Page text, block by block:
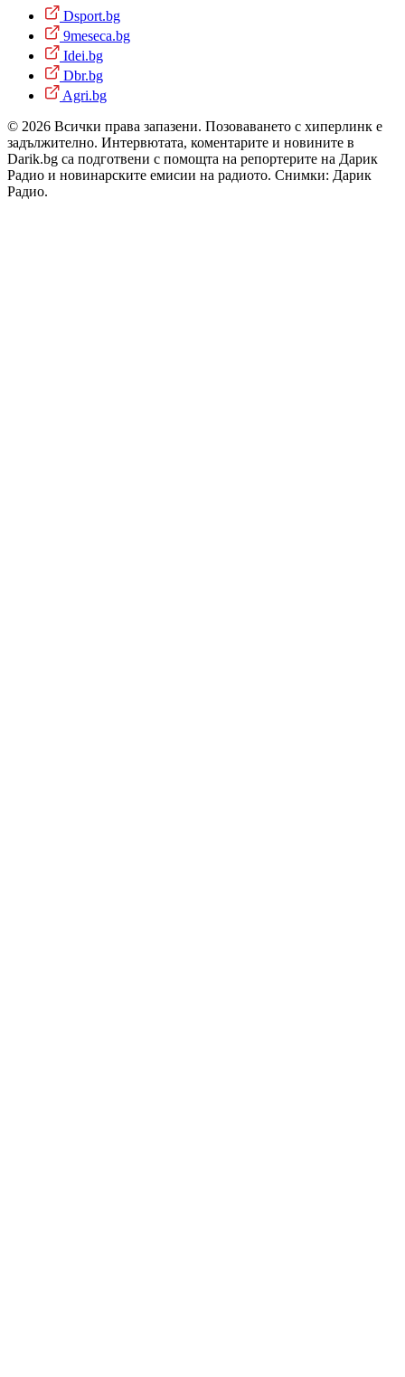
Dsport.bg
9meseca.bg
Idei.bg
Dbr.bg
Agri.bg
© 2026 Всички права запазени. Позоваването с хиперлинк е
задължително. Интервютата, коментарите и новините в
Darik.bg са подготвени с помощта на репортерите на Дарик
Радио и новинарските емисии на радиото. Снимки: Дарик
Радио.